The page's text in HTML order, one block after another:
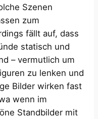
Szenen
zum
fällt auf, dass
statisch und
– vermutlich um
zu lenken und
Bilder wirken fast
wenn im
Standbilder mit